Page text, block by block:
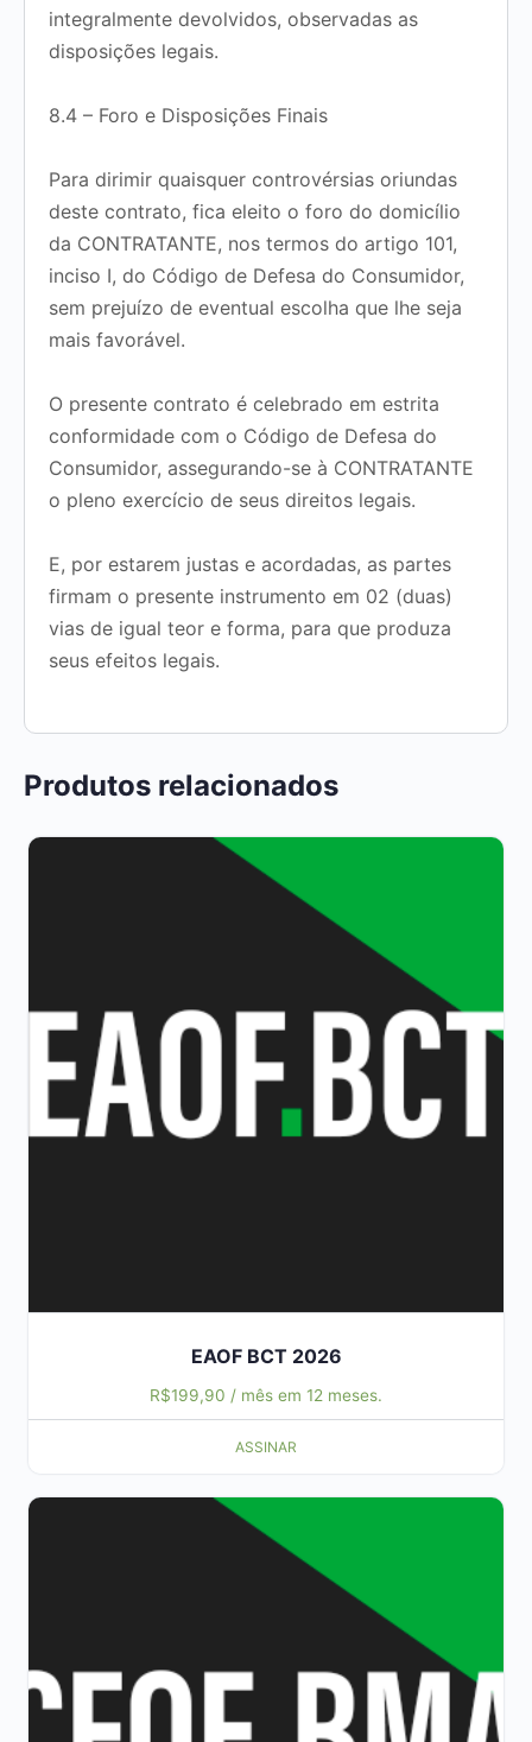
integralmente devolvidos, observadas as
disposições legais.
8.4 – Foro e Disposições Finais
Para dirimir quaisquer controvérsias oriundas
deste contrato, fica eleito o foro do domicílio
da CONTRATANTE, nos termos do artigo 101,
inciso I, do Código de Defesa do Consumidor,
sem prejuízo de eventual escolha que lhe seja
mais favorável.
O presente contrato é celebrado em estrita
conformidade com o Código de Defesa do
Consumidor, assegurando-se à CONTRATANTE
o pleno exercício de seus direitos legais.
E, por estarem justas e acordadas, as partes
firmam o presente instrumento em 02 (duas)
vias de igual teor e forma, para que produza
seus efeitos legais.
Produtos relacionados
EAOF BCT 2026
R$199,90 / mês em 12 meses.
ASSINAR